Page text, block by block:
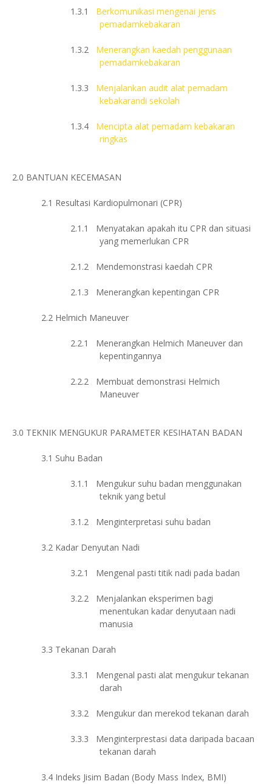
1.3.1
Berkomunikasi mengenai jenis
pemadamkebakaran
1.3.2
Menerangkan kaedah penggunaan
pemadamkebakaran
1.3.3
Menjalankan audit alat pemadam
kebakarandi sekolah
1.3.4
Mencipta alat pemadam kebakaran
ringkas
2.0 BANTUAN KECEMASAN
2.1 Resultasi Kardiopulmonari (CPR)
2.1.1
Menyatakan apakah itu CPR dan situasi
yang memerlukan CPR
2.1.2 Mendemonstrasi kaedah CPR
2.1.3 Menerangkan kepentingan CPR
2.2 Helmich Maneuver
2.2.1
Menerangkan Helmich Maneuver dan
kepentingannya
2.2.2
Membuat demonstrasi Helmich
Maneuver
3.0 TEKNIK MENGUKUR PARAMETER KESIHATAN BADAN
3.1 Suhu Badan
3.1.1
Mengukur suhu badan menggunakan
teknik yang betul
3.1.2 Menginterpretasi suhu badan
3.2 Kadar Denyutan Nadi
3.2.1 Mengenal pasti titik nadi pada badan
3.2.2
Menjalankan eksperimen bagi
menentukan kadar denyutaan nadi
manusia
3.3 Tekanan Darah
3.3.1
Mengenal pasti alat mengukur tekanan
darah
3.3.2 Mengukur dan merekod tekanan darah
3.3.3
Menginterprestasi data daripada bacaan
tekanan darah
3.4 Indeks Jisim Badan (Body Mass Index, BMI)